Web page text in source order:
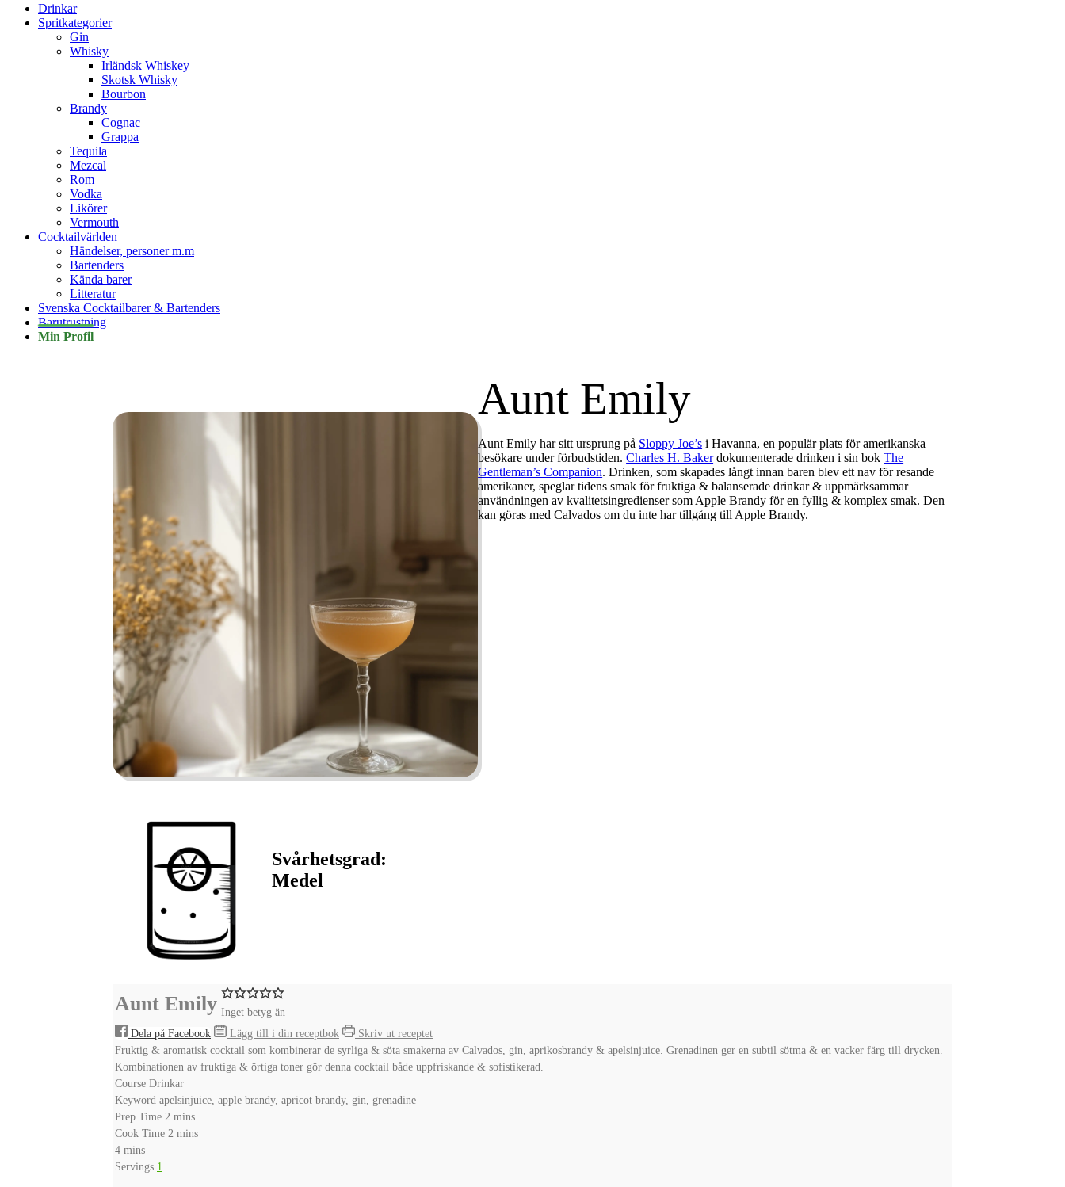
Drinkar
Spritkategorier
Gin
Whisky
Irländsk Whiskey
Skotsk Whisky
Bourbon
Brandy
Cognac
Grappa
Tequila
Mezcal
Rom
Vodka
Likörer
Vermouth
Cocktailvärlden
Händelser, personer m.m
Bartenders
Kända barer
Litteratur
Svenska Cocktailbarer & Bartenders
Barutrustning
Min Profil
Aunt Emily
Aunt Emily har sitt ursprung på Sloppy Joe’s i Havanna, en populär plats för amerikanska
besökare under förbudstiden.Charles H. Bakerdokumenterade drinken i sin bokThe
Gentleman’s Companion. Drinken, som skapades långt innan baren blev ett nav för resande
amerikaner, speglar tidens smak för fruktiga & balanserade drinkar & uppmärksammar
användningen av kvalitetsingredienser som Apple Brandy för en fyllig & komplex smak. Den
kan göras med Calvados om du inte har tillgång till Apple Brandy.
Svårhetsgrad:
Medel
Aunt Emily Inget betyg än
Dela på Facebook
Lägg till i din receptbok
Skriv ut receptet
Fruktig & aromatisk cocktail som kombinerar de syrliga & söta smakerna av Calvados, gin, aprikosbrandy & apelsinjuice. Grenadinen ger en subtil sötma & en vacker färg till drycken.
Kombinationen av fruktiga & örtiga toner gör denna cocktail både uppfriskande & sofistikerad.
Course Drinkar
Keyword apelsinjuice, apple brandy, apricot brandy, gin, grenadine
Prep Time 2 minutes
mins
Cook Time 2 minutes
mins
4minutes
mins
Servings 1